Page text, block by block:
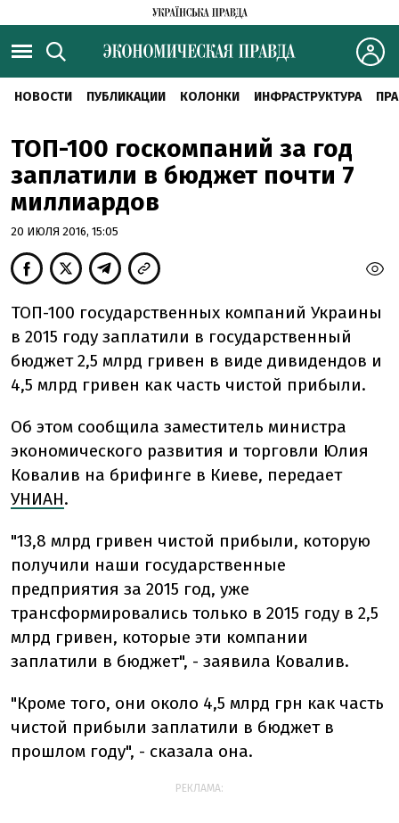
НОВОСТИ ПУБЛИКАЦИИ КОЛОНКИ ИНФРАСТРУКТУРА
ТОП-100 госкомпаний за год
заплатили в бюджет почти 7
миллиардов
20 ИЮЛЯ 2016, 15:05
ТОП-100 государственных компаний Украины
в 2015 году заплатили в государственный
бюджет 2,5 млрд гривен в виде дивидендов и
4,5 млрд гривен как часть чистой прибыли.
Об этом сообщила заместитель министра
экономического развития и торговли Юлия
Ковалив на брифинге в Киеве, передает
УНИАН.
"13,8 млрд гривен чистой прибыли, которую
получили наши государственные
предприятия за 2015 год, уже
трансформировались только в 2015 году в 2,5
млрд гривен, которые эти компании
заплатили в бюджет", - заявила Ковалив.
"Кроме того, они около 4,5 млрд грн как часть
чистой прибыли заплатили в бюджет в
прошлом году", - сказала она.
РЕКЛАМА: